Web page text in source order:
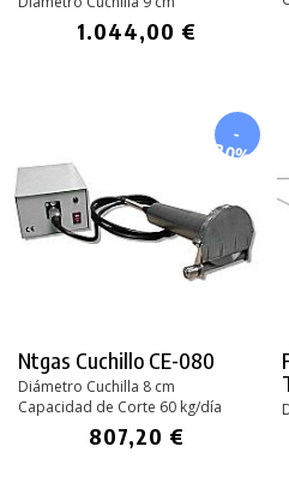
1.044,00 €
-
20%
Ntgas Cuchillo CE-080
Diámetro Cuchilla 8 cm
Capacidad de Corte 60 kg/día
807,20 €